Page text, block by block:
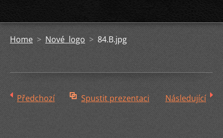
Home > Nové logo > 84.B.jpg
Předchozí Spustit prezentaci Následující